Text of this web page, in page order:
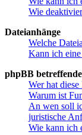
Wie
Dateianhänge
Welche
Kann ich
phpBB
Wer hat
Warum ist
An wen soll
juristische
Wie kann ich